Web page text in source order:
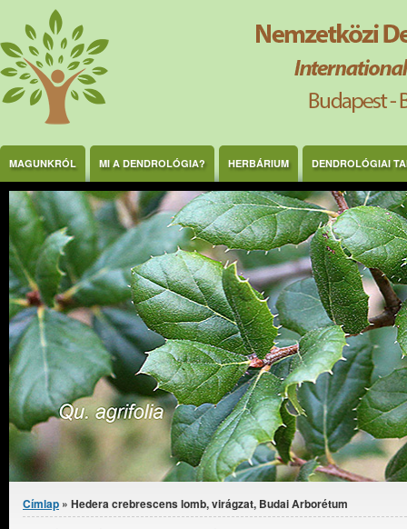
Ugrás a tartalomra
MAGUNKRÓL MI A DENDROLÓGIA? HERBÁRIUM DENDROLÓGIAI
Jelenlegi hely
Címlap » Hedera crebrescens lomb, virágzat, Budai Arborétum